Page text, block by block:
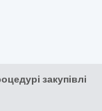
закупівлі